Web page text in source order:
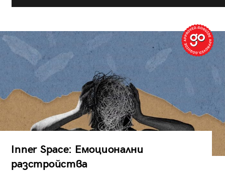
Inner Space: Емоционални
разстройства